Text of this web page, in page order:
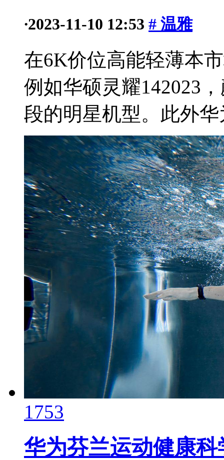
·2023-11-10 12:53 # 温雅
在6K价位高能轻薄本
例如华硕灵耀142023
段的明星机型。此外华
1753
华为芬兰运动健康